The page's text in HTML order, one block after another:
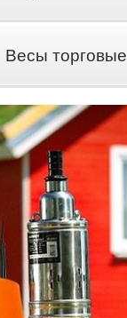
Весы торговые